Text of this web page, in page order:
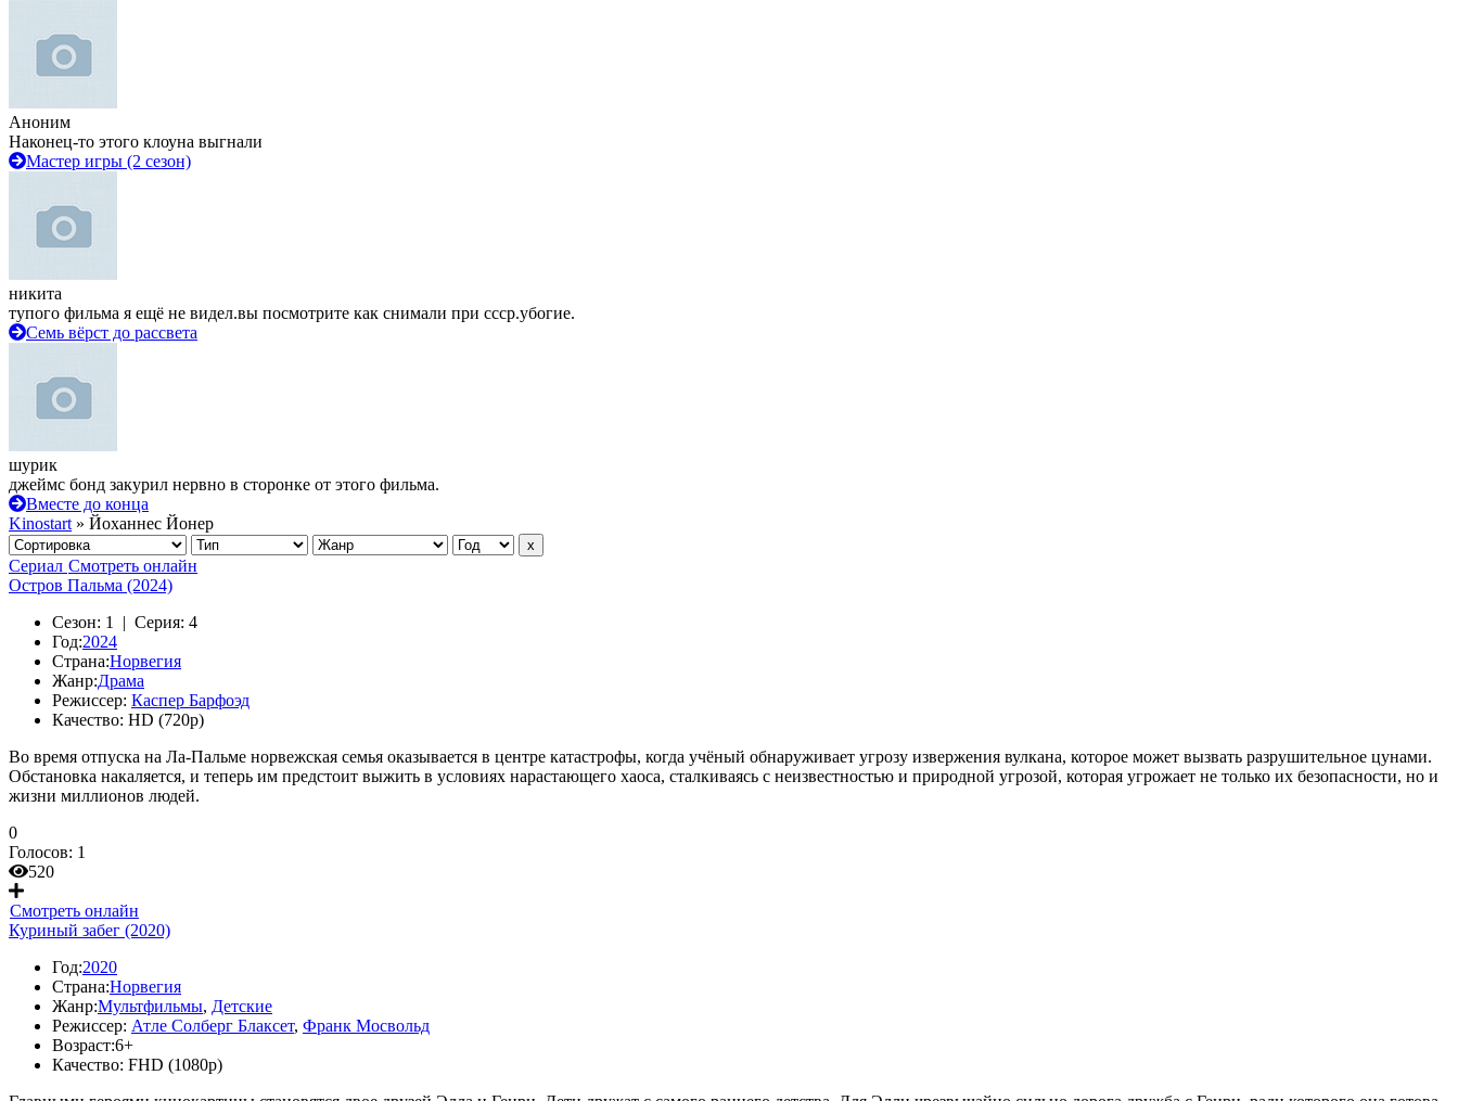
Аноним
Наконец-то этого клоуна выгнали
Мастер игры (2 сезон)
никита
тупого фильма я ещё не видел.вы посмотрите как снимали при ссср.убогие.
Семь вёрст до рассвета
шурик
джеймс бонд закурил нервно в сторонке от этого фильма.
Вместе до конца
Kinostart » Йоханнес Йонер
Сериал Смотреть онлайн
Остров Пальма (2024)
Сезон: 1 | Серия: 4
Год:2024
Страна:Норвегия
Жанр:Драма
Режиссер: Каспер Барфоэд
Качество: HD (720p)
Во время отпуска на Ла-Пальме норвежская семья оказывается в центре катастрофы, когда учёный обнаруживает угрозу извержения вулкана, которое может вызвать разрушительное цунами.
Обстановка накаляется, и теперь им предстоит выжить в условиях нарастающего хаоса, сталкиваясь с неизвестностью и природной угрозой, которая угрожает не только их безопасности, но и
жизни миллионов людей.
0
Голосов: 1
520
Смотреть онлайн
Куриный забег (2020)
Год:2020
Страна:Норвегия
Жанр:Мультфильмы, Детские
Режиссер: Атле Солберг Блаксет, Франк Мосвольд
Возраст:6+
Качество: FHD (1080p)